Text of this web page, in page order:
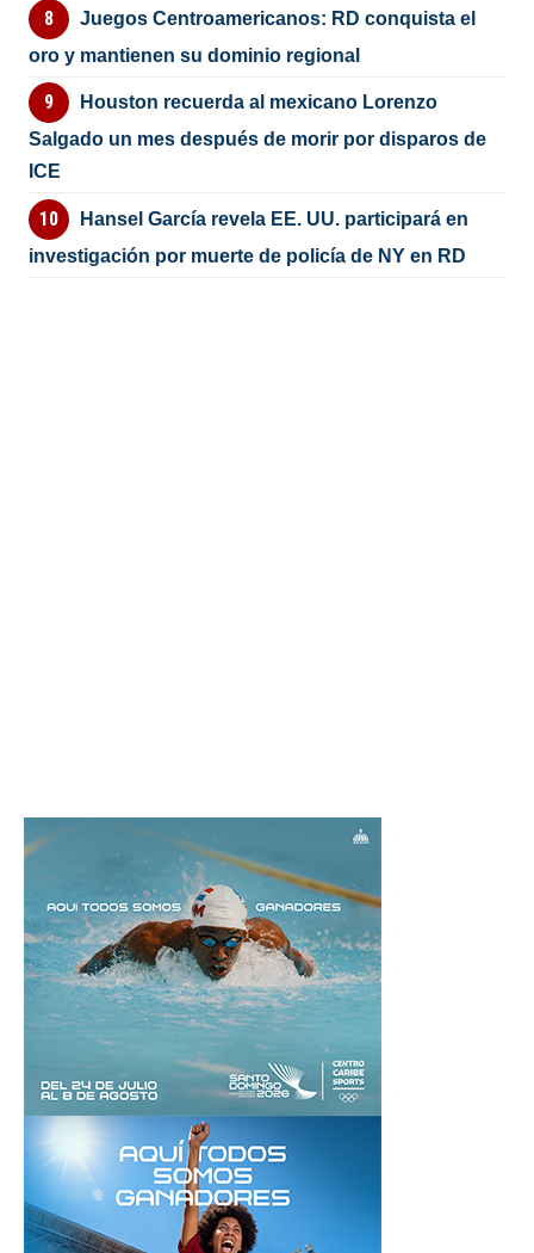
Juegos Centroamericanos: RD conquista el
oro y mantienen su dominio regional
Houston recuerda al mexicano Lorenzo
Salgado un mes después de morir por disparos de
ICE
Hansel García revela EE. UU. participará en
investigación por muerte de policía de NY en RD